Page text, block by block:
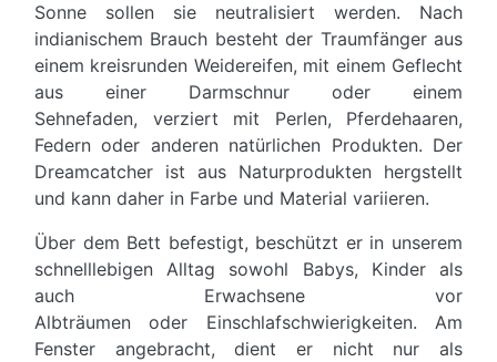
Sonne sollen sie neutralisiert werden. Nach
indianischem Brauch besteht der Traumfänger aus
einem kreisrunden Weidereifen, mit einem Geflecht
aus einer Darmschnur oder einem
Sehnefaden, verziert mit Perlen, Pferdehaaren,
Federn oder anderen natürlichen Produkten. Der
Dreamcatcher ist aus Naturprodukten hergstellt
und kann daher in Farbe und Material variieren.
Über dem Bett befestigt, beschützt er in unserem
schnelllebigen Alltag sowohl Babys, Kinder als
auch Erwachsene vor
Albträumen oder Einschlafschwierigkeiten. Am
Fenster angebracht, dient er nicht nur als